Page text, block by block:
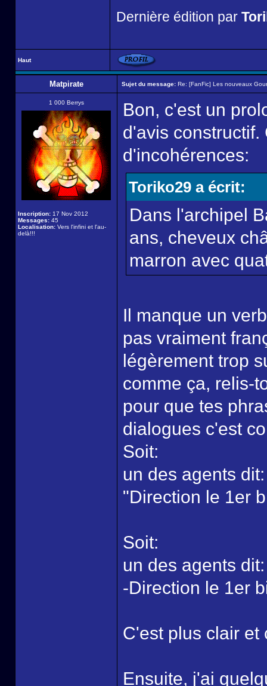
Dernière édition par
Haut
Matpirate Sujet du message: Re: [FanFic] Les nouveaux
1 000 Berrys
Inscription: 17 Nov 2012
Messages: 45
Localisation: Vers l'infini et l'au-
delà!!!
Bon, c'est un
d'avis
d'incohérences:
Toriko29 a écrit:
Dans l'archipel
ans, cheveux
marron avec
Il manque un
pas vraiment
légèrement trop
comme ça, relis-
pour que tes
dialogues c'est
Soit:
un des agents dit:
"Direction le 1er
Soit:
un des agents dit:
-Direction le 1er
C'est plus clair et
Ensuite, j'ai